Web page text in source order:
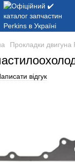
Прокладки двигуна
відгук